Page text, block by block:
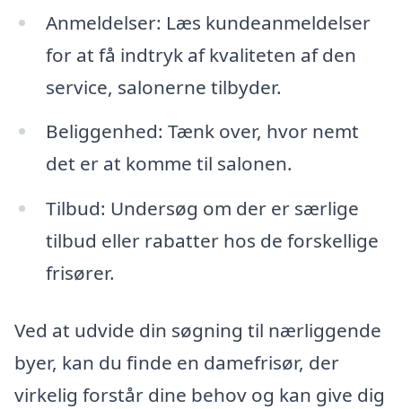
Anmeldelser: Læs kundeanmeldelser
for at få indtryk af kvaliteten af den
service, salonerne tilbyder.
Beliggenhed: Tænk over, hvor nemt
det er at komme til salonen.
Tilbud: Undersøg om der er særlige
tilbud eller rabatter hos de forskellige
frisører.
Ved at udvide din søgning til nærliggende
byer, kan du finde en damefrisør, der
virkelig forstår dine behov og kan give dig